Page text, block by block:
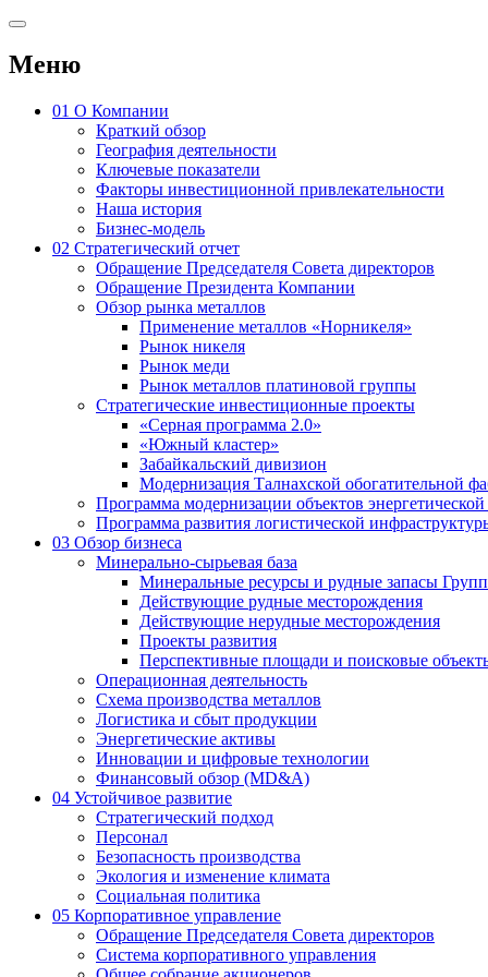
Меню
01 О Компании
Краткий обзор
География деятельности
Ключевые показатели
Факторы инвестиционной привлекательности
Наша история
Бизнес-модель
02 Стратегический отчет
Обращение Председателя Совета директоров
Обращение Президента Компании
Обзор рынка металлов
Применение металлов «Норникеля»
Рынок никеля
Рынок меди
Рынок металлов платиновой группы
Стратегические инвестиционные проекты
«Серная программа 2.0»
«Южный кластер»
Забайкальский дивизион
Модернизация Талнахской обогатительной
Программа модернизации объектов
Программа развития логистической
03 Обзор бизнеса
Минерально-сырьевая база
Минеральные ресурсы и рудные запасы
Действующие рудные месторождения
Действующие нерудные месторождения
Проекты развития
Перспективные площади и поисковые
Операционная деятельность
Схема производства металлов
Логистика и сбыт продукции
Энергетические активы
Инновации и цифровые технологии
Финансовый обзор (MD&A)
04 Устойчивое развитие
Стратегический подход
Персонал
Безопасность производства
Экология и изменение климата
Социальная политика
05 Корпоративное управление
Обращение Председателя Совета директоров
Система корпоративного управления